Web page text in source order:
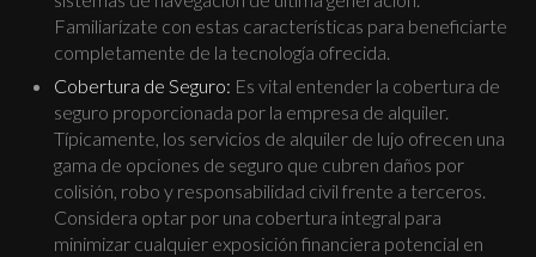
Familiarízate con estas características para beneficiarte
completamente de la tecnología ofrecida.
Cobertura de Seguro: Es vital entender la cobertura de
seguro proporcionada por la empresa de alquiler.
Típicamente, los servicios de alquiler de lujo ofrecen una
gama de opciones de seguro que cubren daños por
colisión, robo y responsabilidad civil frente a terceros.
Considera optar por una cobertura integral para
minimizar cualquier exposición financiera potencial en